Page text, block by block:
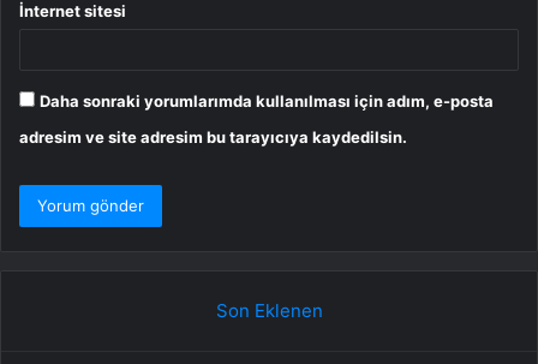
İnternet sitesi
Daha sonraki yorumlarımda kullanılması için adım, e-posta
adresim ve site adresim bu tarayıcıya kaydedilsin.
Son Eklenen